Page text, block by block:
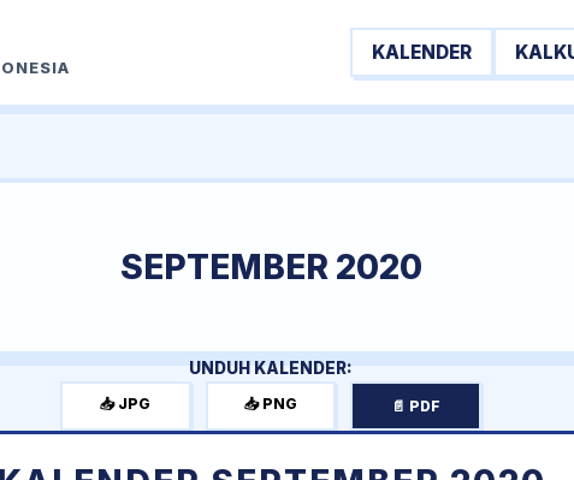
KALENDER
SEPTEMBER 2020
UNDUH KALENDER:
📥 JPG 📥 PNG 📄 PDF